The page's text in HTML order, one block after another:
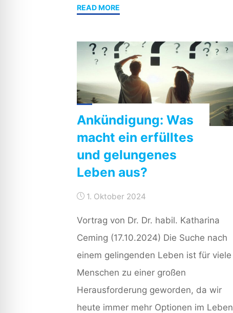
READ MORE"Rückblick
Ankündigung: Was
macht ein erfülltes
und gelungenes
Leben aus?
1. Oktober 2024
Vortrag von Dr. Dr. habil. Katharina
Ceming (17.10.2024) Die Suche nach
einem gelingenden Leben ist für viele
Menschen zu einer großen
Herausforderung geworden, da wir
heute immer mehr Optionen im Leben